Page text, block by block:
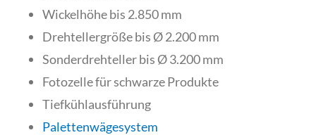
Wickelhöhe bis 2.850 mm
Drehtellergröße bis Ø 2.200 mm
Sonderdrehteller bis Ø 3.200 mm
Fotozelle für schwarze Produkte
Tiefkühlausführung
Palettenwägesystem